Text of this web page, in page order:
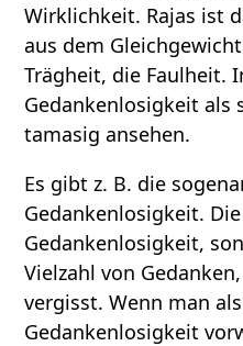
Wirklichkeit. Rajas ist
aus dem
Trägheit, die Faulheit.
Gedankenlosigkeit als
tamasig ansehen.
Es gibt z. B. die
Gedankenlosigkeit.
Gedankenlosigkeit,
Vielzahl von
vergisst. Wenn man
Gedankenlosigkeit